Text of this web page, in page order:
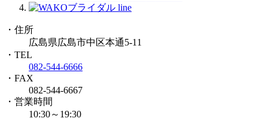
・住所
広島県広島市中区本通5-11
・TEL
082-544-6666
・FAX
082-544-6667
・営業時間
10:30～19:30